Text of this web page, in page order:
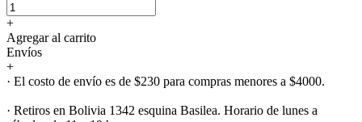
+
Agregar al carrito
Envíos
+
· El costo de envío es de $230 para compras menores a $4000.
· Retiros en Bolivia 1342 esquina Basilea. Horario de lunes a